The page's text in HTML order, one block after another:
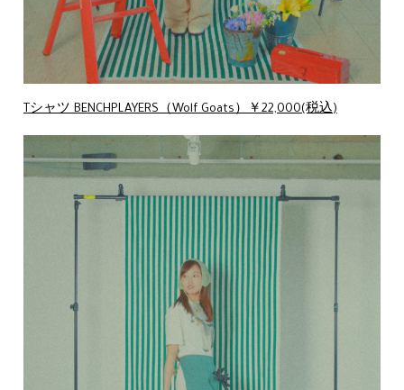
Tシャツ BENCHPLAYERS（Wolf Goats）￥22,000(税込)